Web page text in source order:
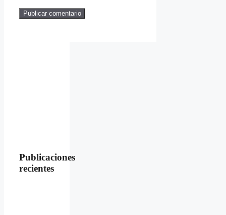
Publicaciones
recientes